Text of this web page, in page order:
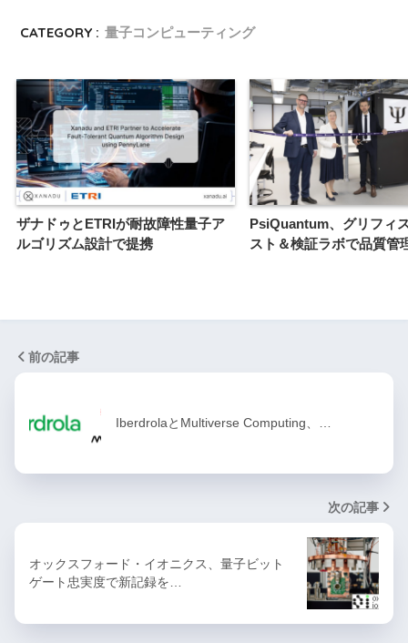
CATEGORY : 量子コンピューティング
ザナドゥとETRIが耐故障性量子ア
ルゴリズム設計で提携
PsiQuantum、グリフィ
スト＆検証ラボで品質管
前の記事
IberdrolaとMultiverse Computing、…
次の記事
オックスフォード・イオニクス、量子ビット
ゲート忠実度で新記録を…